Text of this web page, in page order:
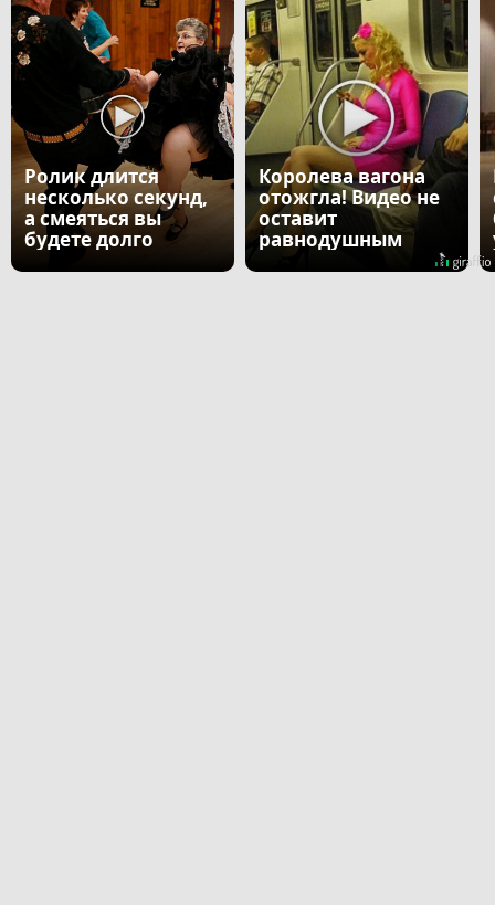
Ролик длится
несколько секунд,
а смеяться вы
будете долго
Королева вагона
отожгла! Видео не
оставит
равнодушным